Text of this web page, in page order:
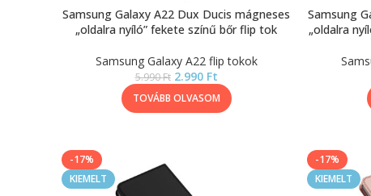
Samsung Galaxy A22 Dux Ducis mágneses
„oldalra nyíló” fekete színű bőr flip tok
Samsung Galaxy A22 flip tokok
5.990Ft 2.990 Ft
TOVÁBB OLVASOM
Samsung
„oldalra
-17%
KIEMELT
-17%
KIEMELT